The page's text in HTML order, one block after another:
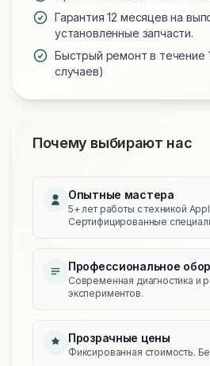
Гарантия 12 месяцев на
установленные запчасти.
Быстрый ремонт в течение
случаев)
Почему выбирают нас
Опытные мастера
5+ лет работы с техникой
Сертифицированные
Профессиональное
Современная диагностика и
экспериментов.
Прозрачные цены
Фиксированная стоимость.